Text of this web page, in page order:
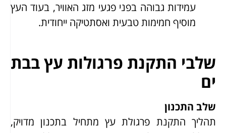
עמידות גבוהה בפני פגעי מזג האוויר, בעוד העץ
מוסיף חמימות טבעית ואסתטיקה ייחודית.
שלבי התקנת פרגולות עץ בבת
ים
שלב התכנון
תהליך התקנת פרגולת עץ מתחיל בתכנון מדויק,